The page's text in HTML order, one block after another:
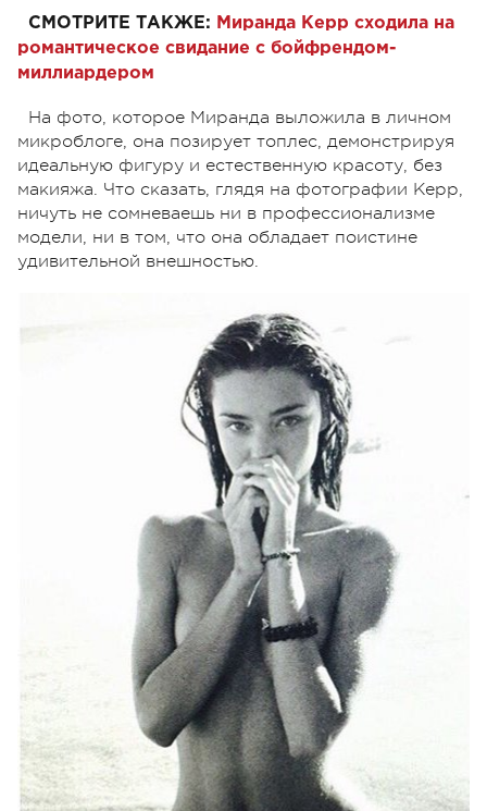
СМОТРИТЕ ТАКЖЕ: Миранда Керр сходила на
романтическое свидание с бойфрендом-
миллиардером
На фото, которое Миранда выложила в личном
микроблоге, она позирует топлес, демонстрируя
идеальную фигуру и естественную красоту, без
макияжа. Что сказать, глядя на фотографии Керр,
ничуть не сомневаешь ни в профессионализме
модели, ни в том, что она обладает поистине
удивительной внешностью.